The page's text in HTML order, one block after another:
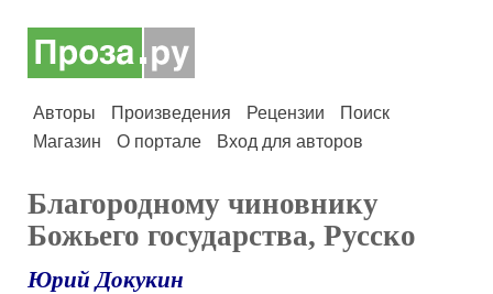
Авторы Произведения Рецензии
Поиск
Магазин
О портале Вход для авторов
Благородному чиновнику
Божьего государства, Русско
Юрий Докукин